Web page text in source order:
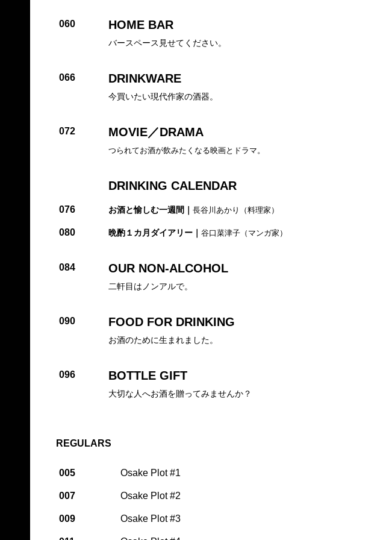
060 HOME BAR
バースペース見せてください。
066 DRINKWARE
今買いたい現代作家の酒器。
072 MOVIE／DRAMA
つられてお酒が飲みたくなる映画とドラマ。
DRINKING CALENDAR
076 お酒と愉しむ一週間｜ 長谷川あかり（料理家）
080 晩酌１カ月ダイアリー｜ 谷口菜津子（マンガ家）
084 OUR NON-ALCOHOL
二軒目はノンアルで。
090 FOOD FOR DRINKING
お酒のために生まれました。
096 BOTTLE GIFT
大切な人へお酒を贈ってみませんか？
REGULARS
005 Osake Plot #1
007 Osake Plot #2
009 Osake Plot #3